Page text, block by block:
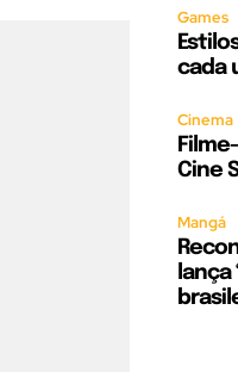
Games
cada
Cinema
Cine
Mangá
lança